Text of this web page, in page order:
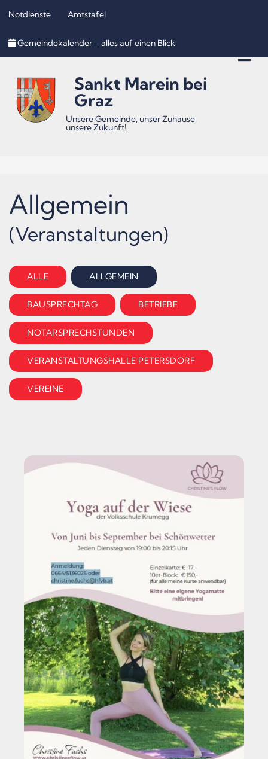
(Accesskey
(Accesskey
2)
(Accesskey
3)
Notdienste Amtstafel
Gemeindekalender – alles auf einen Blick
Sankt Marein bei
Graz
Unsere Gemeinde, unser Zuhause,
unsere Zukunft!
Allgemein
(Veranstaltungen)
ALLE ALLGEMEIN
BAUSPRECHTAG BETRIEBE
NOTARSPRECHSTUNDEN
VERANSTALTUNGSHALLE PETERSDORF
VEREINE